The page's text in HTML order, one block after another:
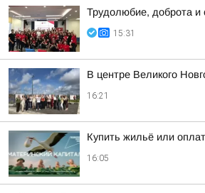
Трудолюбие, доброта и
15:31
В центре Великого
16:21
Купить жильё или
16:05